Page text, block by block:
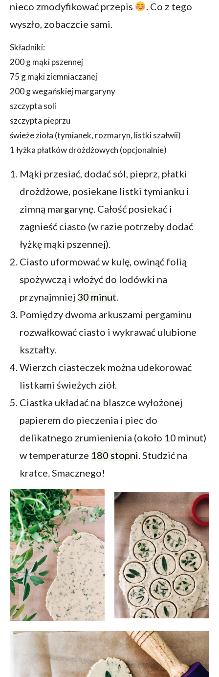
nieco zmodyfikować przepis
. Co z tego
wyszło, zobaczcie sami.
Składniki:
200 g mąki pszennej
75 g mąki ziemniaczanej
200 g wegańskiej margaryny
szczypta soli
szczypta pieprzu
świeże zioła (tymianek, rozmaryn, listki szałwii)
1 łyżka płatków drożdżowych (opcjonalnie)
Mąki przesiać, dodać sól, pieprz, płatki
drożdżowe, posiekane listki tymianku i
zimną margarynę. Całość posiekać i
zagnieść ciasto (w razie potrzeby dodać
łyżkę mąki pszennej).
Ciasto uformować w kulę, owinąć folią
spożywczą i włożyć do lodówki na
przynajmniej 30 minut.
Pomiędzy dwoma arkuszami pergaminu
rozwałkować ciasto i wykrawać ulubione
kształty.
Wierzch ciasteczek można udekorować
listkami świeżych ziół.
Ciastka układać na blaszce wyłożonej
papierem do pieczenia i piec do
delikatnego zrumienienia (około 10 minut)
w temperaturze 180 stopni. Studzić na
kratce. Smacznego!